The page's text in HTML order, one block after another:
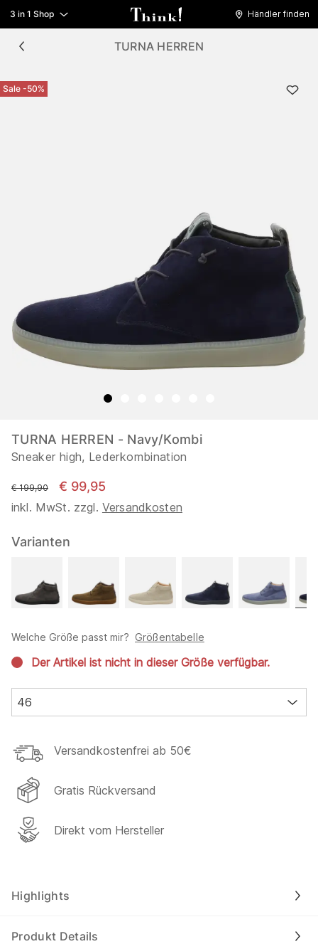
3 in 1 Shop Händler finden
TURNA HERREN
Sale -50%
TURNA HERREN - Navy/Kombi
Sneaker high, Lederkombination
statt
€ 199,90 € 99,95
inkl. MwSt. zzgl. Versandkosten
Varianten
Welche Größe passt mir? Größentabelle
Der Artikel ist nicht in dieser Größe verfügbar.
46
Versandkostenfrei ab 50€
Gratis Rückversand
Direkt vom Hersteller
Highlights
Produkt Details